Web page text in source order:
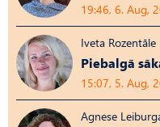
19:46, 6. Aug,
Iveta Rozentāle
Piebalgā
15:07, 5. Aug,
Agnese